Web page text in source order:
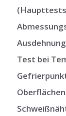
Test bei